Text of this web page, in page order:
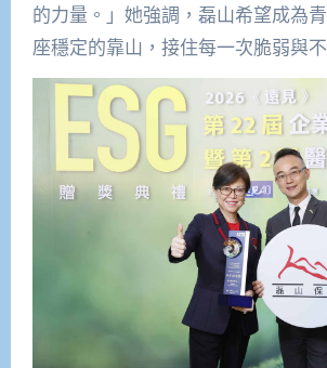
的力量。」她強調，磊山希望成為
座穩定的靠山，接住每一次脆弱與不